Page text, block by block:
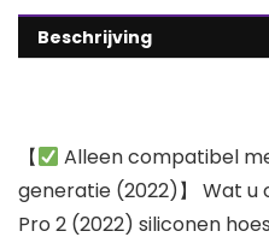
Beschrijving
【
Alleen compatibel
generatie (2022)】 Wat u
Pro 2 (2022) siliconen